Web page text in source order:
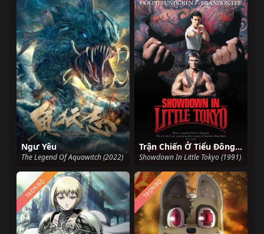
Ngư Yêu
The Legend Of Aquawitch (2022)
Trận Chiến Ở Tiểu Đông Kinh
Showdown In Little Tokyo (1991)
TRỌN BỘ TRỌN BỘ